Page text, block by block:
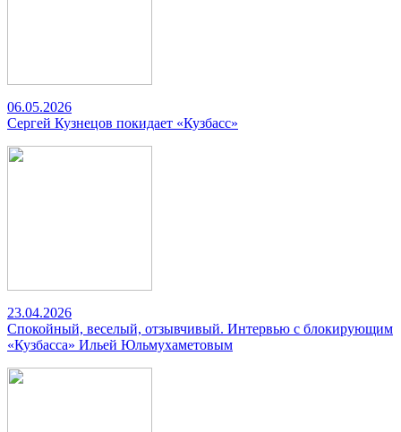
06.05.2026
Сергей Кузнецов покидает «Кузбасс»
23.04.2026
Спокойный, веселый, отзывчивый. Интервью с блокирующим
«Кузбасса» Ильей Юльмухаметовым